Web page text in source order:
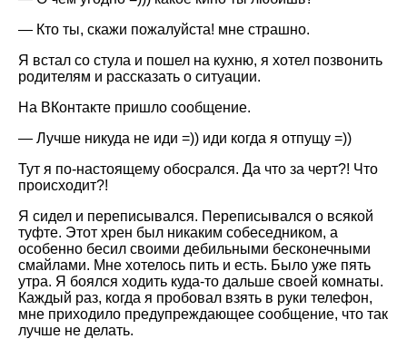
— Кто ты, скажи пожалуйста! мне страшно.
Я встал со стула и пошел на кухню, я хотел позвонить
родителям и рассказать о ситуации.
На ВКонтакте пришло сообщение.
— Лучше никуда не иди =)) иди когда я отпущу =))
Тут я по-настоящему обосрался. Да что за черт?! Что
происходит?!
Я сидел и переписывался. Переписывался о всякой
туфте. Этот хрен был никаким собеседником, а
особенно бесил своими дебильными бесконечными
смайлами. Мне хотелось пить и есть. Было уже пять
утра. Я боялся ходить куда-то дальше своей комнаты.
Каждый раз, когда я пробовал взять в руки телефон,
мне приходило предупреждающее сообщение, что так
лучше не делать.